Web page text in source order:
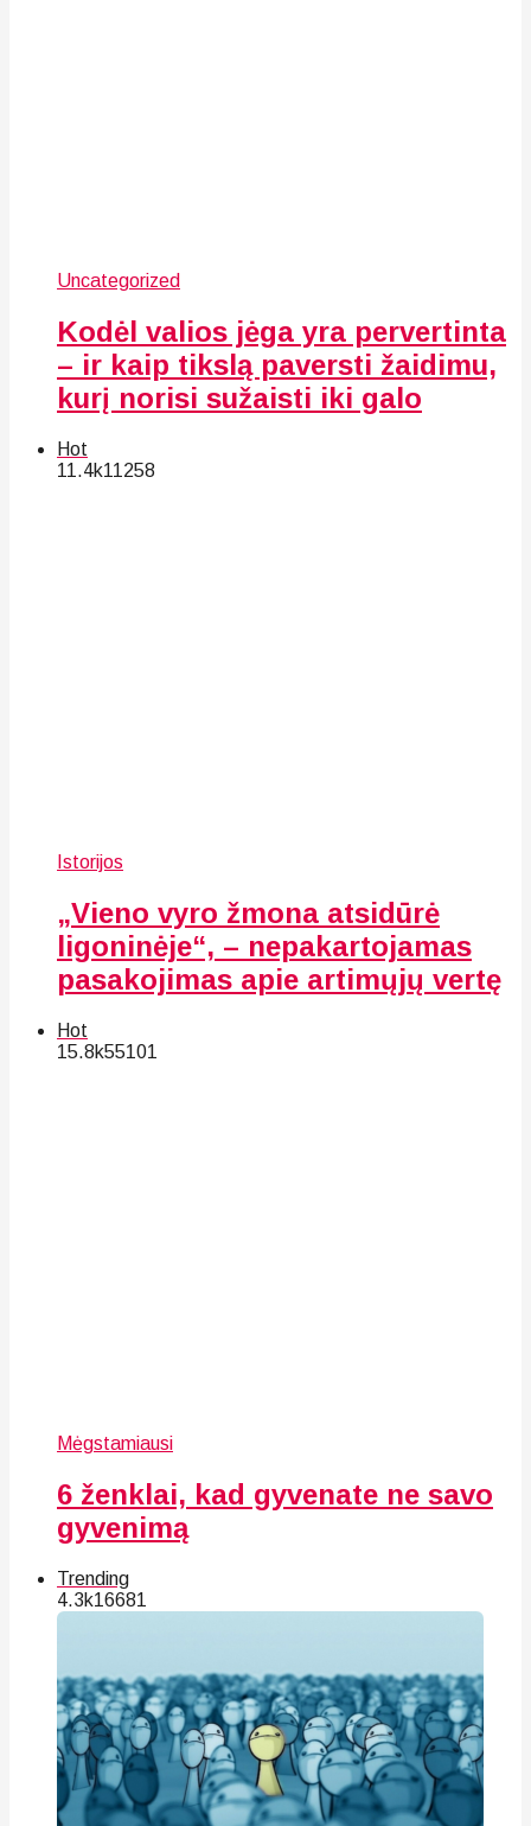
Uncategorized
Kodėl valios jėga yra pervertinta
– ir kaip tikslą paversti žaidimu,
kurį norisi sužaisti iki galo
Hot
11.4k11258
Istorijos
„Vieno vyro žmona atsidūrė
ligoninėje“, – nepakartojamas
pasakojimas apie artimųjų vertę
Hot
15.8k55101
Mėgstamiausi
6 ženklai, kad gyvenate ne savo
gyvenimą
Trending
4.3k16681